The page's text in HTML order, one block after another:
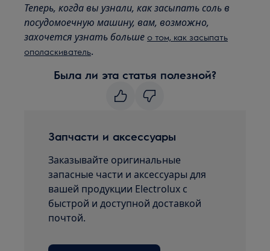
Теперь, когда вы узнали, как засыпать соль в
посудомоечную машину, вам, возможно,
захочется узнать больше о том, как засыпать
ополаскиватель.
Была ли эта статья полезной?
Запчасти и аксессуары
Заказывайте оригинальные
запасные части и аксессуары для
вашей продукции Electrolux с
быстрой и доступной доставкой
почтой.